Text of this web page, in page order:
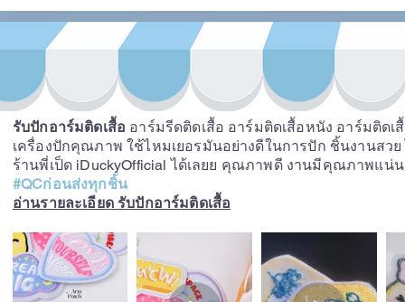
รับปักอาร์มติดเสื้อ อาร์มรีดติดเสื้อ อาร์มติดเสื้อหนัง อาร์มติด
เครื่องปักคุณภาพ ใช้ไหมเยอรมันอย่างดีในการปัก ชิ้นงานสว
ร้านพี่เป็ด iDuckyOfficial ได้เลยย คุณภาพดี งานมีคุณภาพแน่
#QCก่อนส่งทุกชิ้น
อ่านรายละเอียด รับปักอาร์มติดเสื้อ